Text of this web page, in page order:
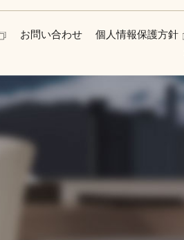
お問い合わせ 個人情報保護方針